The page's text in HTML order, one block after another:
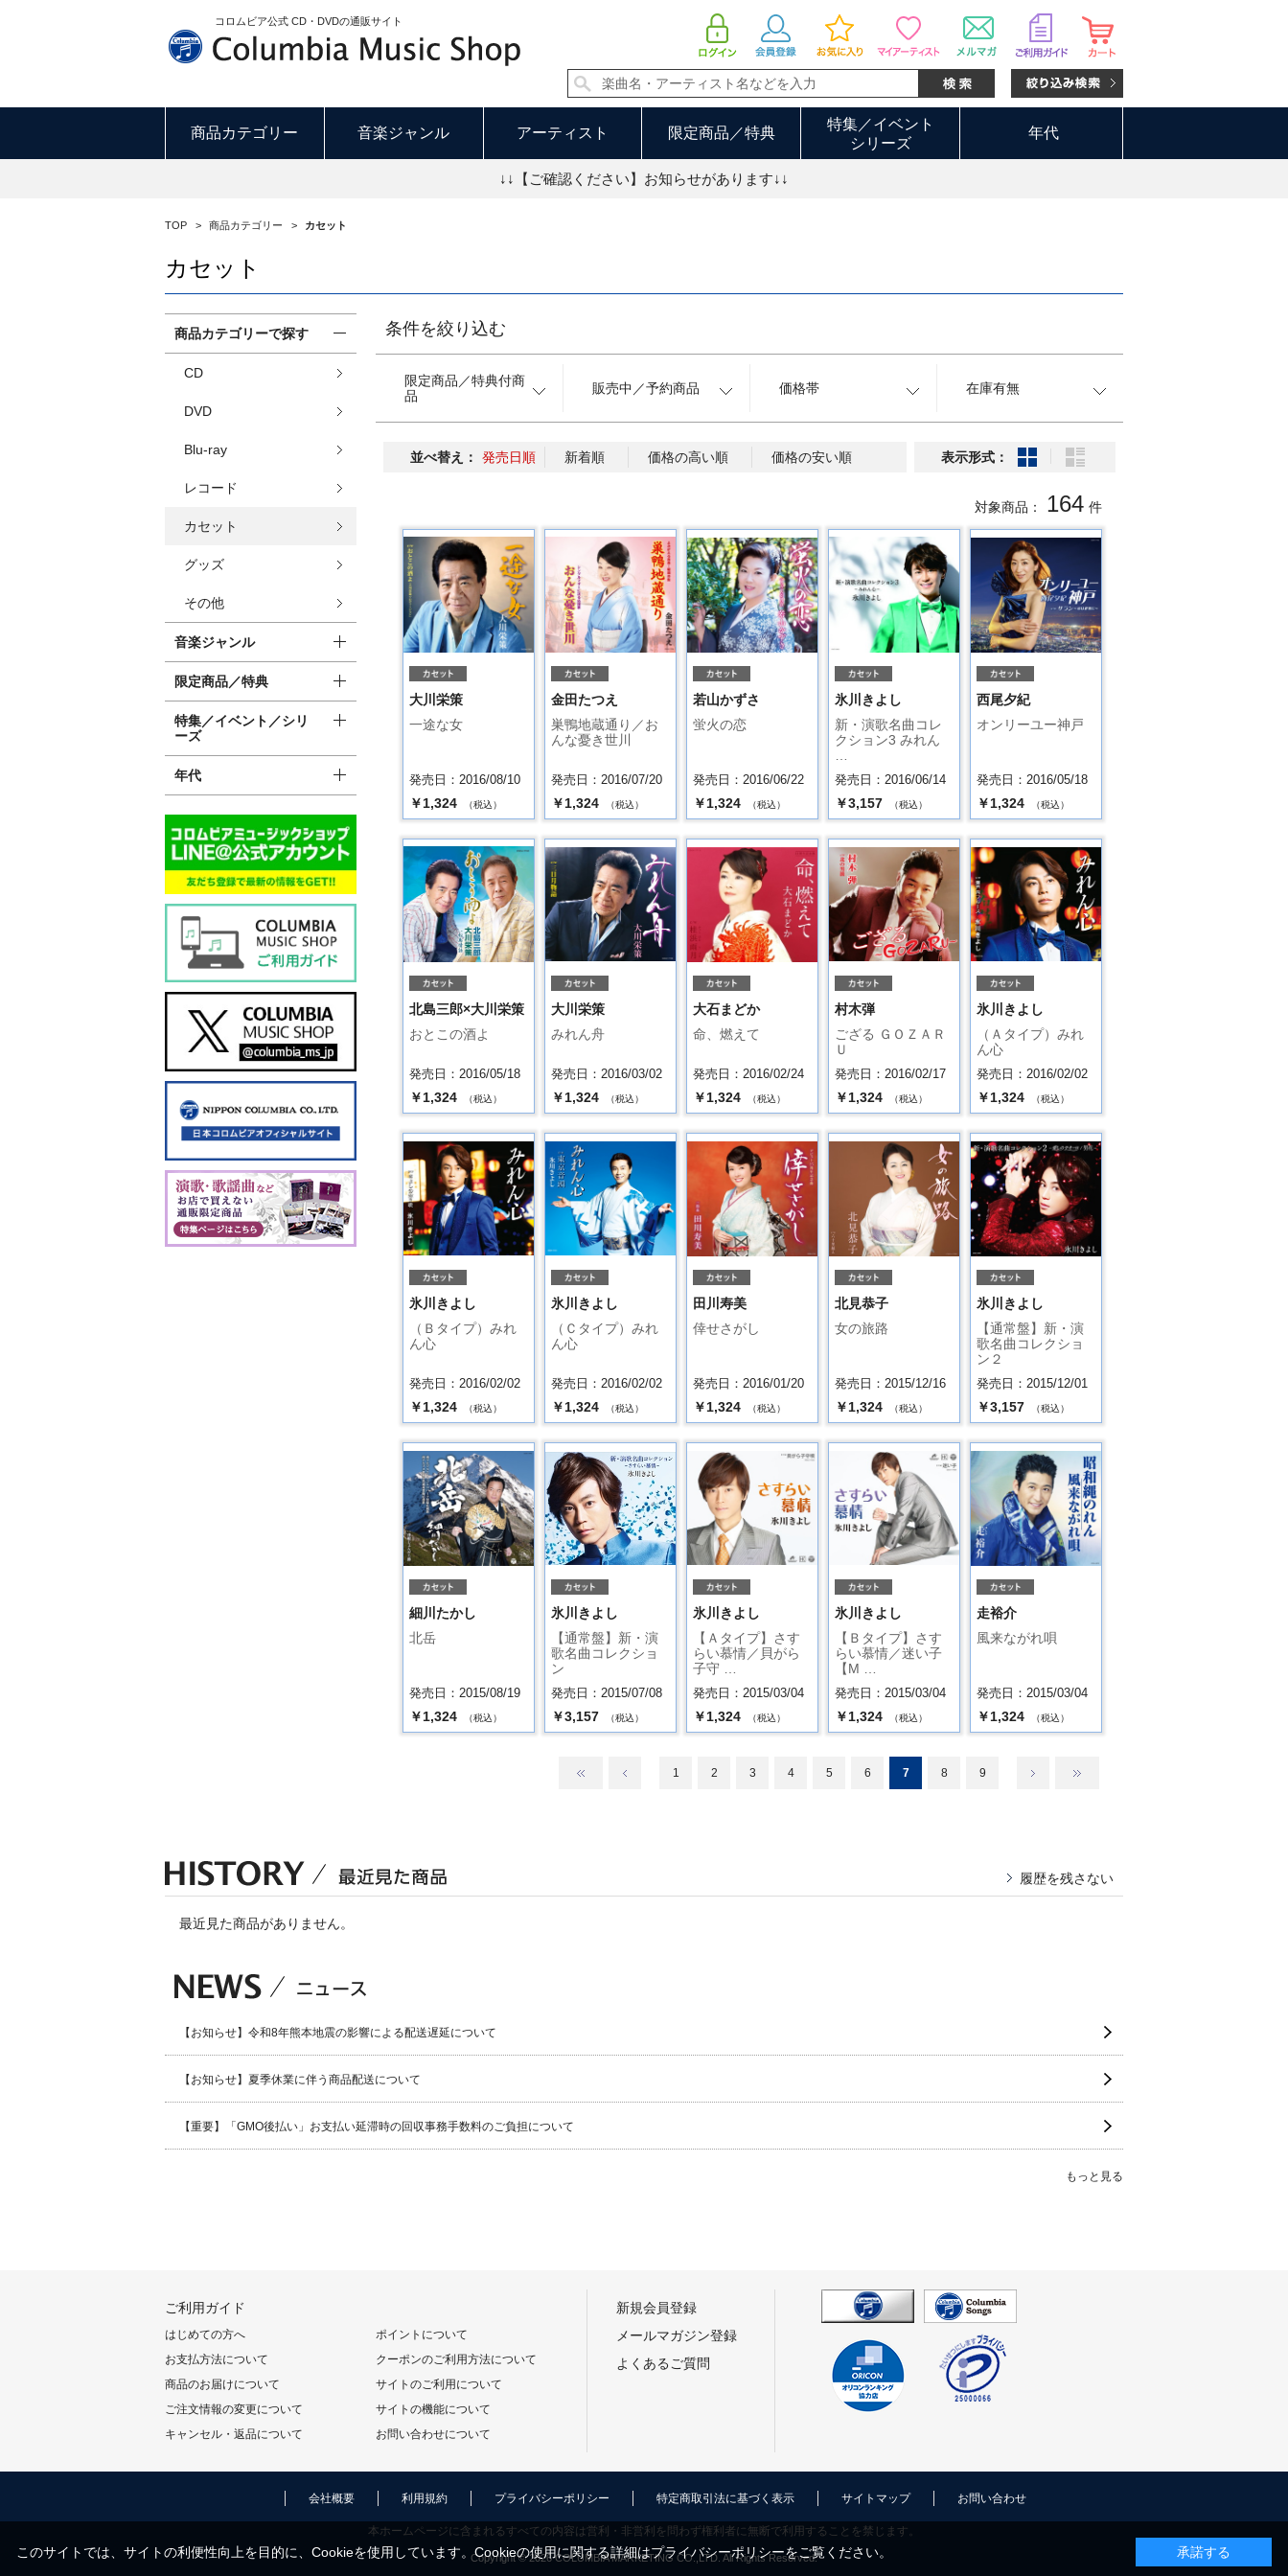
コロムビア公式 CD・DVDの通販サイト
商品カテゴリー 音楽ジャンル アーティスト 限定商品／特典
特集／イベント
シリーズ
年代
↓↓【ご確認ください】お知らせがあります↓↓
TOP > 商品カテゴリー > カセット
カセット
条件を絞り込む
限定商品／特典付商
品
販売中／予約商品 価格帯 在庫有無
並べ替え： 発売日順 新着順 価格の高い順 価格の安い順 表示形式：
対象商品： 164 件
大川栄策
一途な女
発売日：2016/08/10
￥1,324 （税込）
金田たつえ
巣鴨地蔵通り／お
んな憂き世川
発売日：2016/07/20
￥1,324 （税込）
若山かずさ
蛍火の恋
発売日：2016/06/22
￥1,324 （税込）
氷川きよし
新・演歌名曲コレ
クション3 みれん
発売日：2016/06/14
￥3,157 （税込）
西尾夕紀
オンリーユー神戸
発売日：2016/05/18
￥1,324 （税込）
北島三郎×大川栄策
おとこの酒よ
発売日：2016/05/18
￥1,324 （税込）
大川栄策
みれん舟
発売日：2016/03/02
￥1,324 （税込）
大石まどか
命、燃えて
発売日：2016/02/24
￥1,324 （税込）
村木弾
ござる ＧＯＺＡＲ
Ｕ
発売日：2016/02/17
￥1,324 （税込）
氷川きよし
（Ａタイプ）みれ
ん心
発売日：2016/02/02
￥1,324 （税込）
氷川きよし
（Ｂタイプ）みれ
ん心
発売日：2016/02/02
￥1,324 （税込）
氷川きよし
（Ｃタイプ）みれ
ん心
発売日：2016/02/02
￥1,324 （税込）
田川寿美
倖せさがし
発売日：2016/01/20
￥1,324 （税込）
北見恭子
女の旅路
発売日：2015/12/16
￥1,324 （税込）
氷川きよし
【通常盤】新・演
歌名曲コレクショ
ン２
発売日：2015/12/01
￥3,157 （税込）
細川たかし
北岳
発売日：2015/08/19
￥1,324 （税込）
氷川きよし
【通常盤】新・演
歌名曲コレクショ
ン
発売日：2015/07/08
￥3,157 （税込）
氷川きよし
【Ａタイプ】さす
らい慕情／貝がら
子守 …
発売日：2015/03/04
￥1,324 （税込）
氷川きよし
【Ｂタイプ】さす
らい慕情／迷い子
【M …
発売日：2015/03/04
￥1,324 （税込）
走裕介
風来ながれ唄
発売日：2015/03/04
￥1,324 （税込）
1 2 3 4 5 6 7 8 9
商品カテゴリーで探す
CD
DVD
Blu-ray
レコード
カセット
グッズ
その他
音楽ジャンル
限定商品／特典
特集／イベント／シリ
ーズ
年代
最近見た商品がありません。
履歴を残さない
【お知らせ】令和8年熊本地震の影響による配送遅延について
【お知らせ】夏季休業に伴う商品配送について
【重要】「GMO後払い」お支払い延滞時の回収事務手数料のご負担について
もっと見る
ご利用ガイド
はじめての方へ
お支払方法について
商品のお届けについて
ご注文情報の変更について
キャンセル・返品について
ポイントについて
クーポンのご利用方法について
サイトのご利用について
サイトの機能について
お問い合わせについて
新規会員登録
メールマガジン登録
よくあるご質問
会社概要 利用規約 プライバシーポリシー 特定商取引法に基づく表示 サイトマップ お問い合わせ
本ホームページに含まれるすべての内容は営利・非営利を問わず権利者に無断で利用することを禁じます。
Copyright © 2026 COLUMBIA MARKETING CO.,LTD. All Rights Reserved.
このサイトでは、サイトの利便性向上を目的に、Cookieを使用しています。Cookieの使用に関する詳細はプライバシーポリシーをご覧ください。 承諾する